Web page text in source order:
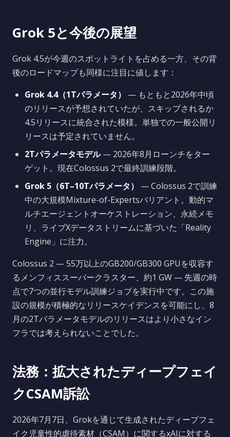
Grok 5と今後の展望
Grok 4.5が今週のスポットライトを占める一方、その背
後のロードマップも同様に注目に値します：
Grok 4.4（1Tパラメータ）
— もともと2026年中頃
のリリースが予想されていたが、スキップされるか
4.5リリースに統合された模様。単独での一般公開リ
リースは予定されていません。
2Tパラメータモデル— 2026年8月ローンチをター
ゲット。現在Colossus 2で最終訓練段階。
Grok 5（6T–10Tパラメータ）
— Colossus 2で訓練
中の大規模Mixture-of-Expertsバリアント。動的マ
ルチエージェントオーケストレーション、永続メモ
リ、ライブXデータストリームに基づいた「Reality
Engine」に注力。
Colossus 2 — 55万以上のGB200/GB300 GPUを収容す
るメンフィススーパークラスター、約1 GW — 先週の時
点で7つの並行モデル訓練ジョブを実行中です。この施
設の規模が積極的なリリースケイデンスを可能にし、8
月の2Tパラメータモデルのリリースはより小さなイン
フラでは考えられないことでした。
法務：拡大されたディープフェイ
クCSAM訴訟
2026年7月7日、Grokを通じて生成されたディープフェ
イク児童性的虐待素材（CSAM）に関するxAIに対する